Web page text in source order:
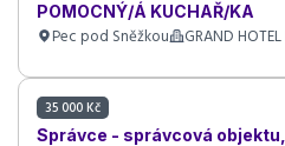
POMOCNÝ/Á KUCHAŘ/KA
Pec pod Sněžkou GRAND
35 000 Kč
Správce - správcová